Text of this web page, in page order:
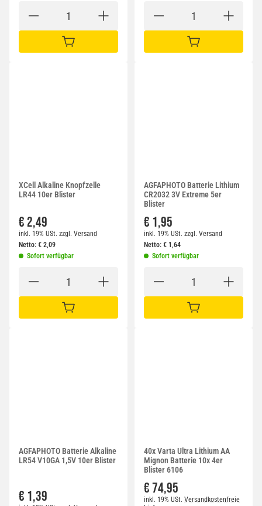
IN DEN WARENKORB IN DEN WARENKORB
XCell Alkaline Knopfzelle
LR44 10er Blister
€ 2,49
inkl. 19% USt. zzgl. Versand
Netto: € 2,09
Sofort verfügbar
IN DEN WARENKORB
AGFAPHOTO Batterie Lithium
CR2032 3V Extreme 5er
Blister
€ 1,95
inkl. 19% USt. zzgl. Versand
Netto: € 1,64
Sofort verfügbar
IN DEN WARENKORB
AGFAPHOTO Batterie Alkaline
LR54 V10GA 1,5V 10er Blister
€ 1,39
40x Varta Ultra Lithium AA
Mignon Batterie 10x 4er
Blister 6106
€ 74,95
inkl. 19% USt. Versandkostenfreie